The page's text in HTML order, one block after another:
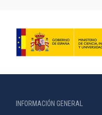
INFORMACIÓN GENERAL